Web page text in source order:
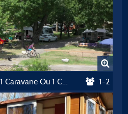
Forfait Confort( 1 Tente, 1 Caravane Ou 1 Camping Car + 1 Voiture+ Èlectricité 10A) 1-2